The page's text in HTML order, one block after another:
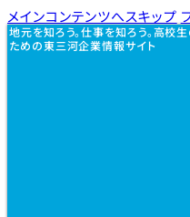
メインコンテンツへスキップ
地元を知ろう。仕事を知ろう。高校
ための東三河企業情報サイト